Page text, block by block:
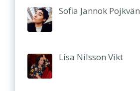
Sofia Jannok Pojkvän
Lisa Nilsson Vikt